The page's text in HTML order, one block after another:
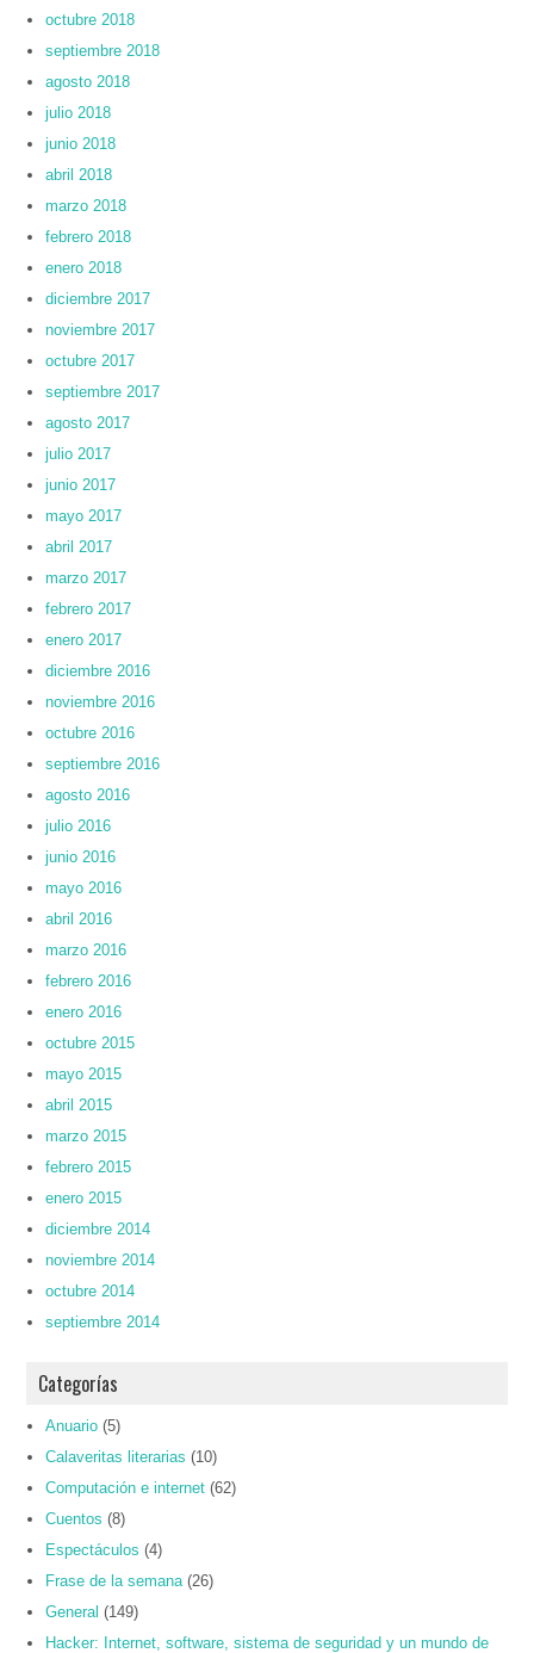
octubre 2018
septiembre 2018
agosto 2018
julio 2018
junio 2018
abril 2018
marzo 2018
febrero 2018
enero 2018
diciembre 2017
noviembre 2017
octubre 2017
septiembre 2017
agosto 2017
julio 2017
junio 2017
mayo 2017
abril 2017
marzo 2017
febrero 2017
enero 2017
diciembre 2016
noviembre 2016
octubre 2016
septiembre 2016
agosto 2016
julio 2016
junio 2016
mayo 2016
abril 2016
marzo 2016
febrero 2016
enero 2016
octubre 2015
mayo 2015
abril 2015
marzo 2015
febrero 2015
enero 2015
diciembre 2014
noviembre 2014
octubre 2014
septiembre 2014
Categorías
Anuario (5)
Calaveritas literarias (10)
Computación e internet (62)
Cuentos (8)
Espectáculos (4)
Frase de la semana (26)
General (149)
Hacker: Internet, software, sistema de seguridad y un mundo de